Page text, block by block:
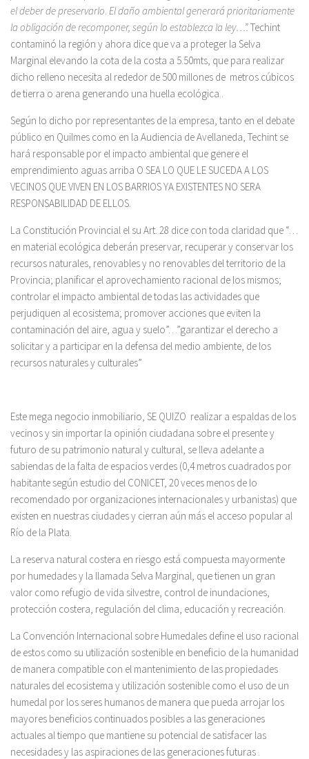
el deber de preservarlo. El daño ambiental generará prioritariamente
la obligación de recomponer, según lo establezca la ley…”.Techint
contaminó la región y ahora dice que va a proteger la Selva
Marginal elevando la cota de la costa a 5.50mts, que para realizar
dicho relleno necesita al rededor de 500 millones de metros cúbicos
de tierra o arena generando una huella ecológica..
Según lo dicho por representantes de la empresa, tanto en el debate
público en Quilmes como en la Audiencia de Avellaneda, Techint se
hará responsable por el impacto ambiental que genere el
emprendimiento aguas arriba O SEA LO QUE LE SUCEDA A LOS
VECINOS QUE VIVEN EN LOS BARRIOS YA EXISTENTES NO SERA
RESPONSABILIDAD DE ELLOS.
La Constitución Provincial el su Art. 28 dice con toda claridad que “…
en material ecológica deberán preservar, recuperar y conservar los
recursos naturales, renovables y no renovables del territorio de la
Provincia; planificar el aprovechamiento racional de los mismos;
controlar el impacto ambiental de todas las actividades que
perjudiquen al ecosistema; promover acciones que eviten la
contaminación del aire, agua y suelo”…”garantizar el derecho a
solicitar y a participar en la defensa del medio ambiente, de los
recursos naturales y culturales”
Este mega negocio inmobiliario, SE QUIZO realizar a espaldas de los
vecinos y sin importar la opinión ciudadana sobre el presente y
futuro de su patrimonio natural y cultural, se lleva adelante a
sabiendas de la falta de espacios verdes (0,4 metros cuadrados por
habitante según estudio del CONICET, 20 veces menos de lo
recomendado por organizaciones internacionales y urbanistas) que
existen en nuestras ciudades y cierran aún más el acceso popular al
Río de la Plata.
La reserva natural costera en riesgo está compuesta mayormente
por humedades y la llamada Selva Marginal, que tienen un gran
valor como refugio de vida silvestre, control de inundaciones,
protección costera, regulación del clima, educación y recreación.
La Convención Internacional sobre Humedales define el uso racional
de estos como su utilización sostenible en beneficio de la humanidad
de manera compatible con el mantenimiento de las propiedades
naturales del ecosistema y utilización sostenible como el uso de un
humedal por los seres humanos de manera que pueda arrojar los
mayores beneficios continuados posibles a las generaciones
actuales al tiempo que mantiene su potencial de satisfacer las
necesidades y las aspiraciones de las generaciones futuras .